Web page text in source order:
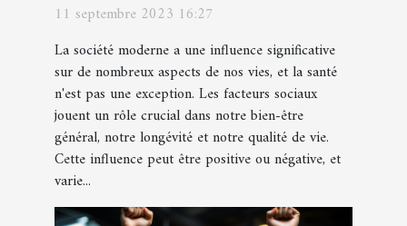
11 septembre 2023 16:27
La société moderne a une influence significative
sur de nombreux aspects de nos vies, et la santé
n'est pas une exception. Les facteurs sociaux
jouent un rôle crucial dans notre bien-être
général, notre longévité et notre qualité de vie.
Cette influence peut être positive ou négative, et
varie...